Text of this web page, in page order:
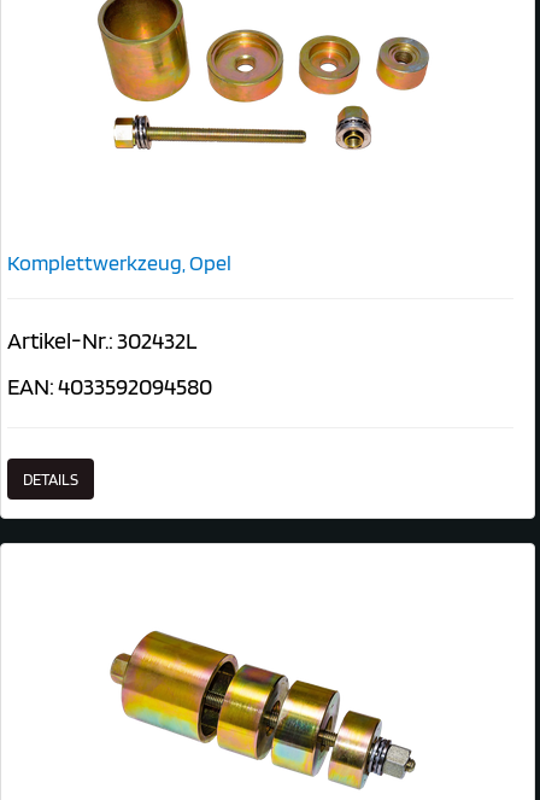
Komplettwerkzeug, Opel
Artikel-Nr.: 302432L
EAN: 4033592094580
DETAILS